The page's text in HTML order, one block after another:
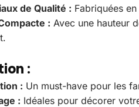
de Qualité : Fabriquées
: Avec une hauteur
:
: Un must-have pour les
: Idéales pour décorer